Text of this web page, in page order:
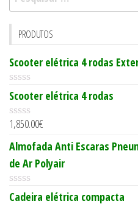
por:
PRODUTOS
Scooter elétrica 4 rodas
0
o
u
t
f
5
Scooter elétrica 4 rodas
0
u
t
o
f
5
1,850.00€
Almofada Anti Escaras
de Ar Polyair
0
Cadeira elétrica compacta